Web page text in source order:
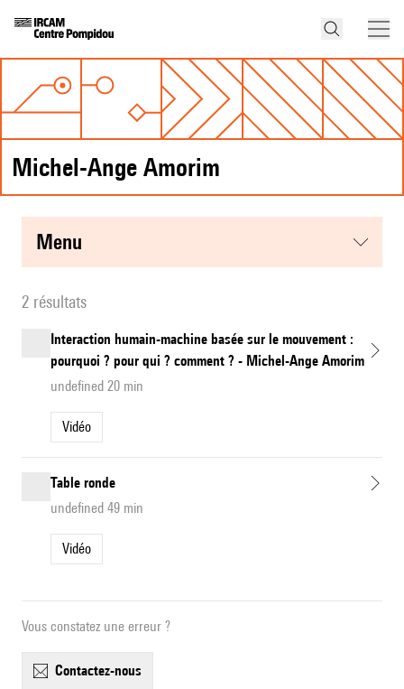
Michel-Ange Amorim
menu
2 résultats
Interaction humain-machine basée sur le mouvement :
pourquoi ? pour qui ? comment ? - Michel-Ange Amorim
undefined 20 min
Vidéo
Table ronde
undefined 49 min
Vidéo
Vous constatez une erreur ?
contactez-nous